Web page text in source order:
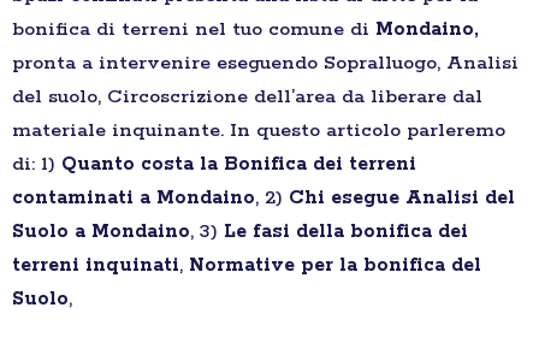
bonifica di terreni nel tuo comune di Mondaino,
pronta a intervenire eseguendo Sopralluogo, Analisi
del suolo, Circoscrizione dell’area da liberare dal
materiale inquinante. In questo articolo parleremo
di: 1) Quanto costa la Bonifica dei terreni
contaminati a Mondaino, 2) Chi esegue Analisi del
Suolo a Mondaino, 3) Le fasi della bonifica dei
terreni inquinati, Normative per la bonifica del
Suolo,